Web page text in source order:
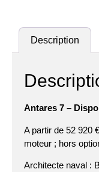
Description
Antares 7 –
A partir de 52 920
moteur ; hors
Architecte naval :